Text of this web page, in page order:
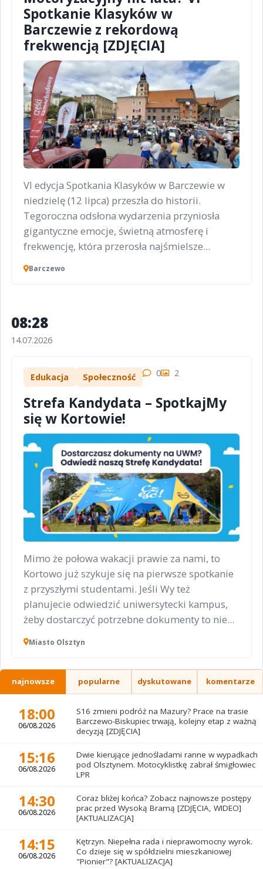
Spotkanie Klasyków w
Barczewie z rekordową
frekwencją [ZDJĘCIA]
VI edycja Spotkania Klasyków w Barczewie w
niedzielę (12 lipca) przeszła do historii.
Tegoroczna odsłona wydarzenia przyniosła
gigantyczne emocje, świetną atmosferę i
frekwencję, która przerosła najśmielsze...
Barczewo
08:28
14.07.2026
Edukacja Społeczność 0 2
Strefa Kandydata – SpotkajMy
się w Kortowie!
Mimo że połowa wakacji prawie za nami, to
Kortowo już szykuje się na pierwsze spotkanie
z przyszłymi studentami. Jeśli Wy też
planujecie odwiedzić uniwersytecki kampus,
żeby dostarczyć potrzebne dokumenty to nie...
Miasto Olsztyn
najnowsze popularne dyskutowane komentarze
18:00
06/08.2026
S16 zmieni podróż na Mazury? Prace na trasie
Barczewo-Biskupiec trwają, kolejny etap z ważną
decyzją [ZDJĘCIA]
15:16
06/08.2026
Dwie kierujące jednośladami ranne w wypadkach
pod Olsztynem. Motocyklistkę zabrał śmigłowiec
LPR
14:30
06/08.2026
Coraz bliżej końca? Zobacz najnowsze postępy
prac przed Wysoką Bramą [ZDJĘCIA, WIDEO]
[AKTUALIZACJA]
14:15
06/08.2026
Kętrzyn. Niepełna rada i nieprawomocny wyrok.
Co dzieje się w spółdzielni mieszkaniowej
"Pionier"? [AKTUALIZACJA]